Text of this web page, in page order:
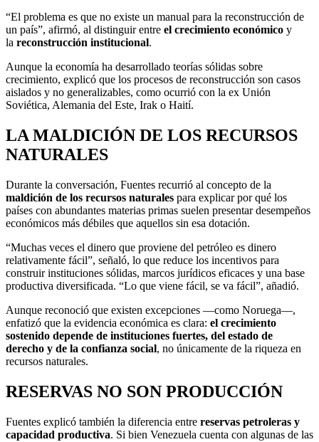
“El problema es que no existe un manual para la reconstrucción de
un país”, afirmó, al distinguir entre el crecimiento económico y
la reconstrucción institucional.
Aunque la economía ha desarrollado teorías sólidas sobre
crecimiento, explicó que los procesos de reconstrucción son casos
aislados y no generalizables, como ocurrió con la ex Unión
Soviética, Alemania del Este, Irak o Haití.
LA MALDICIÓN DE LOS RECURSOS
NATURALES
Durante la conversación, Fuentes recurrió al concepto de la
maldición de los recursos naturales para explicar por qué los
países con abundantes materias primas suelen presentar desempeños
económicos más débiles que aquellos sin esa dotación.
“Muchas veces el dinero que proviene del petróleo es dinero
relativamente fácil”, señaló, lo que reduce los incentivos para
construir instituciones sólidas, marcos jurídicos eficaces y una base
productiva diversificada. “Lo que viene fácil, se va fácil”, añadió.
Aunque reconoció que existen excepciones —como Noruega—,
enfatizó que la evidencia económica es clara: el crecimiento
sostenido depende de instituciones fuertes, del estado de
derecho y de la confianza social, no únicamente de la riqueza en
recursos naturales.
RESERVAS NO SON PRODUCCIÓN
Fuentes explicó también la diferencia entre reservas petroleras y
capacidad productiva. Si bien Venezuela cuenta con algunas de las